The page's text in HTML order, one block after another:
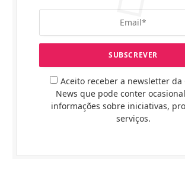
Aceito receber a newsletter da
News que pode conter
informações sobre iniciativas,
serviços.